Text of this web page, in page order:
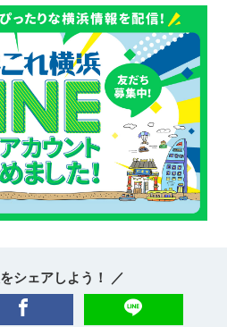
シェアしよう！ ／